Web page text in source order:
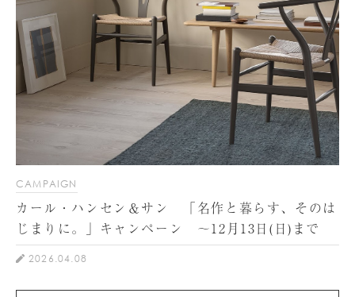
CAMPAIGN
カール・ハンセン＆サン 「名作と暮らす、そのは
じまりに。」キャンペーン ～12月13日(日)まで
2026.04.08